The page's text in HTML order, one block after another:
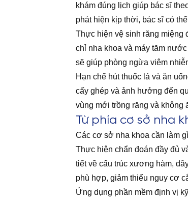
khám đúng lịch giúp bác sĩ
phát hiện kịp thời, bác sĩ có
Thực hiện vệ sinh răng miệng
chỉ nha khoa và máy tăm
sẽ giúp phòng ngừa viêm
Hạn chế hút thuốc lá và ăn
cấy ghép và ảnh hưởng đến
vùng mới trồng răng và
Từ phía cơ sở nha
Các cơ sở nha khoa cần làm
Thực hiện chẩn đoán đầy đủ
tiết về cấu trúc xương hàm,
phù hợp, giảm thiểu nguy cơ
Ứng dụng phần mềm định vị